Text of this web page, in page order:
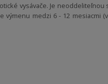
vysávače. Je
medzi 6 - 12 mesiacmi